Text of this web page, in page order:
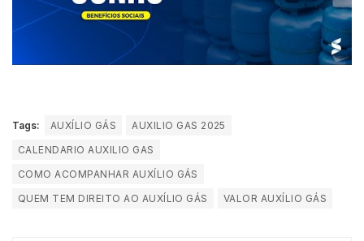
Tags: AUXÍLIO GÁS
AUXILIO GAS 2025
CALENDARIO AUXILIO GAS
COMO ACOMPANHAR AUXÍLIO GÁS
QUEM TEM DIREITO AO AUXÍLIO GÁS
VALOR AUXÍLIO GÁS